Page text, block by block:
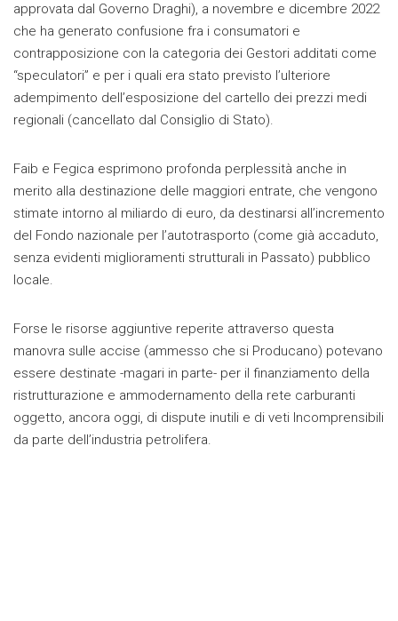
approvata dal Governo Draghi), a novembre e dicembre 2022
che ha generato confusione fra i consumatori e
contrapposizione con la categoria dei Gestori additati come
“speculatori” e per i quali era stato previsto l’ulteriore
adempimento dell’esposizione del cartello dei prezzi medi
regionali (cancellato dal Consiglio di Stato).
Faib e Fegica esprimono profonda perplessità anche in
merito alla destinazione delle maggiori entrate, che vengono
stimate intorno al miliardo di euro, da destinarsi all’incremento
del Fondo nazionale per l’autotrasporto (come già accaduto,
senza evidenti miglioramenti strutturali in Passato) pubblico
locale.
Forse le risorse aggiuntive reperite attraverso questa
manovra sulle accise (ammesso che si Producano) potevano
essere destinate -magari in parte- per il finanziamento della
ristrutturazione e ammodernamento della rete carburanti
oggetto, ancora oggi, di dispute inutili e di veti Incomprensibili
da parte dell’industria petrolifera.